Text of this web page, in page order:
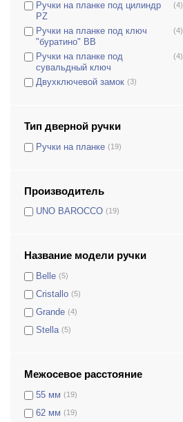
Ручки на планке под цилиндр
PZ
(4)
Ручки на планке под ключ
"буратино" BB
(4)
Ручки на планке под
сувальдный ключ
(4)
Двухключевой замок (3)
Тип дверной ручки
Ручки на планке (19)
Производитель
UNO BAROCCO (19)
Название модели ручки
Belle (5)
Cristallo (5)
Grande (4)
Stella (5)
Межосевое расстояние
55 мм (19)
62 мм (19)